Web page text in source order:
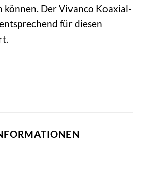
Der Vivanco Koaxial-
für diesen